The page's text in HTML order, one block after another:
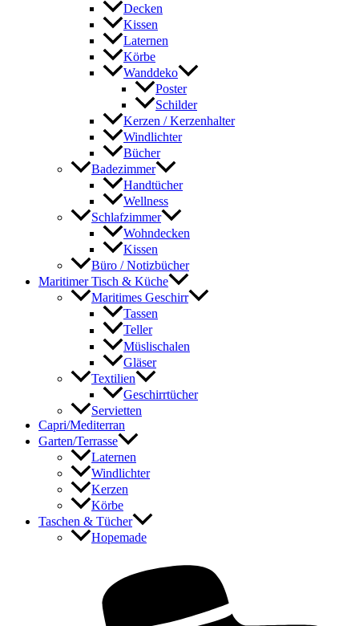
Decken
Kissen
Laternen
Körbe
Wanddeko
Poster
Schilder
Kerzen / Kerzenhalter
Windlichter
Bücher
Badezimmer
Handtücher
Wellness
Schlafzimmer
Wohndecken
Kissen
Büro / Notizbücher
Maritimer Tisch & Küche
Maritimes Geschirr
Tassen
Teller
Müslischalen
Gläser
Textilien
Geschirrtücher
Servietten
Capri/Mediterran
Garten/Terrasse
Laternen
Windlichter
Kerzen
Körbe
Taschen & Tücher
Hopemade